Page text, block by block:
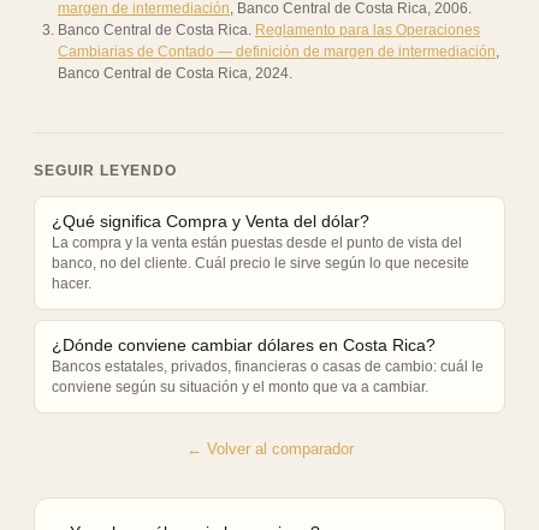
margen de intermediación Banco Central de Costa Rica 2006
Banco Central de Costa Rica Reglamento para las Operaciones
Cambiarias de Contado — definición de margen de intermediación
Banco Central de Costa Rica 2024
SEGUIR LEYENDO
¿Qué significa Compra y Venta del dólar?
La compra y la venta están puestas desde el punto de vista del
banco, no del cliente. Cuál precio le sirve según lo que necesite
hacer.
¿Dónde conviene cambiar dólares en Costa Rica?
Bancos estatales, privados, financieras o casas de cambio: cuál le
conviene según su situación y el monto que va a cambiar.
← Volver al comparador